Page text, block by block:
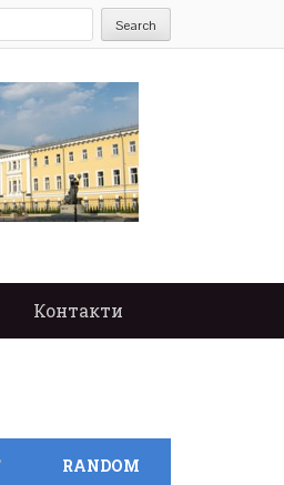
Контакти
RANDOM